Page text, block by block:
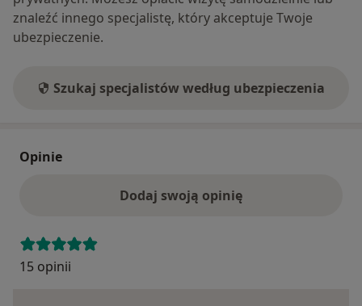
znaleźć innego specjalistę, który akceptuje Twoje
ubezpieczenie.
Szukaj specjalistów według ubezpieczenia
Opinie
Dodaj swoją opinię
15 opinii